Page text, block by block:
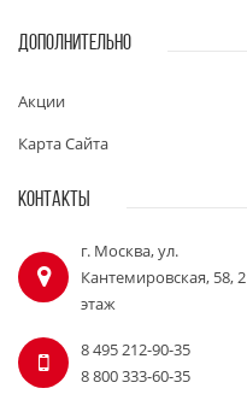
ДОПОЛНИТЕЛЬНО
Акции
Карта Сайта
КОНТАКТЫ
г. Москва, ул.
Кантемировская, 58, 2
этаж
8 495 212-90-35
8 800 333-60-35